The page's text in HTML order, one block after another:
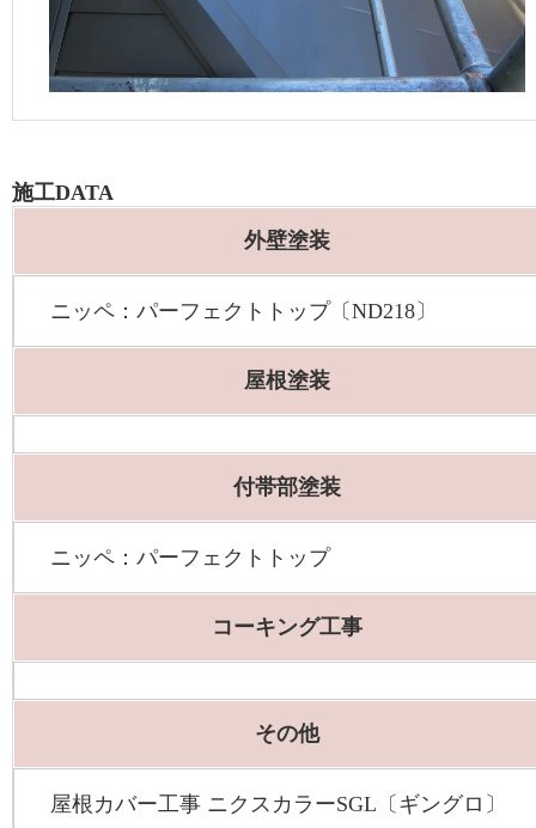
施工DATA
外壁塗装
ニッペ：パーフェクトトップ〔ND218〕
屋根塗装
付帯部塗装
ニッペ：パーフェクトトップ
コーキング工事
その他
屋根カバー工事 ニクスカラーSGL〔ギングロ〕